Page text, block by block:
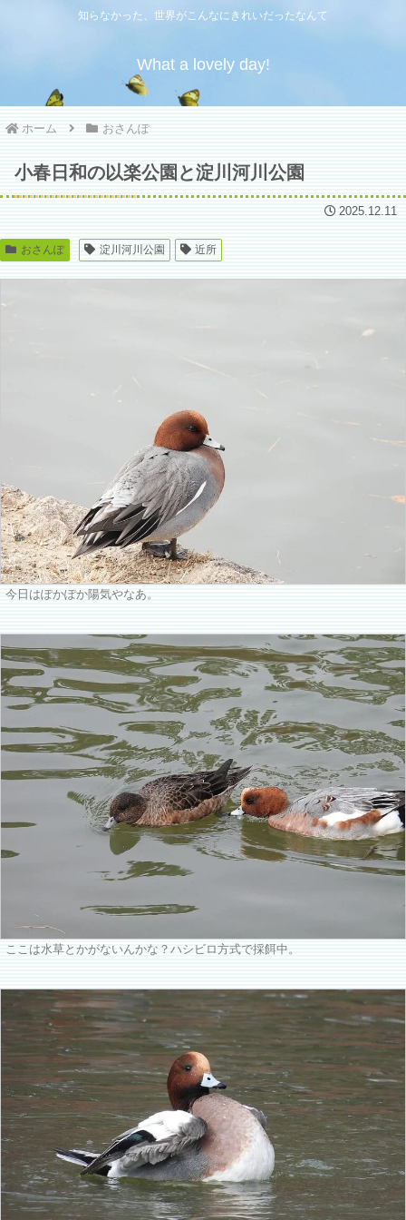
知らなかった、世界がこんなにきれいだったなんて
What a lovely day!
ホーム おさんぽ
小春日和の以楽公園と淀川河川公園
2025.12.11
おさんぽ 淀川河川公園 近所
今日はぽかぽか陽気やなあ。
ここは水草とかがないんかな？ハシビロ方式で採餌中。